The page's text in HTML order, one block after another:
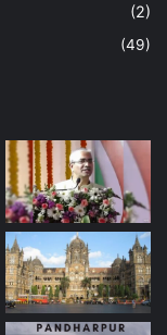
(2)
(49)